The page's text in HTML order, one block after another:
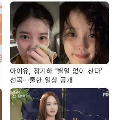
아이유, 장기하 '별일 없이 산다'
선곡…쿨한 일상 공개